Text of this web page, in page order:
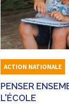
ACTION NATIONALE
PENSER
L'ÉCOLE